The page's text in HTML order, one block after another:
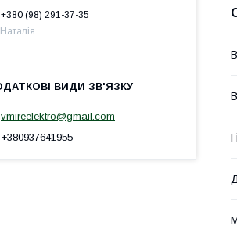
+380 (98) 291-37-35
Наталія
vmireelektro@gmail.com
+380937641955